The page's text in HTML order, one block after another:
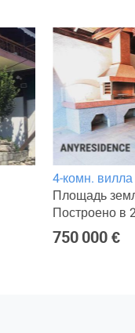
4-комн.
Площадь
Построено в
750 000 €